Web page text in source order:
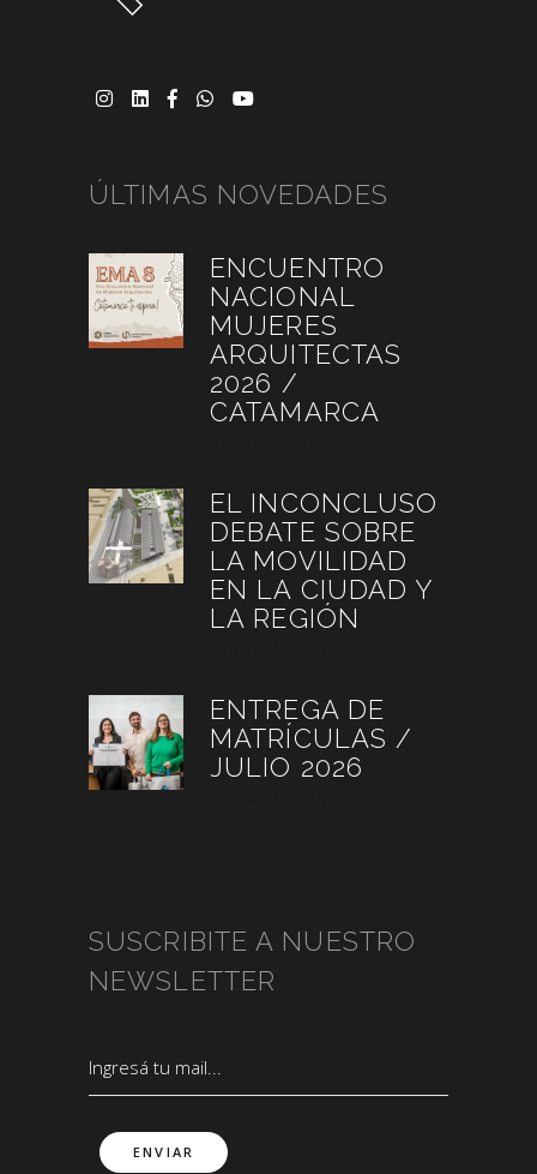
ÚLTIMAS NOVEDADES
ENCUENTRO
NACIONAL
MUJERES
ARQUITECTAS
2026 /
CATAMARCA
EL INCONCLUSO
DEBATE SOBRE
LA MOVILIDAD
EN LA CIUDAD Y
LA REGIÓN
ENTREGA DE
MATRÍCULAS /
JULIO 2026
SUSCRIBITE A NUESTRO
NEWSLETTER